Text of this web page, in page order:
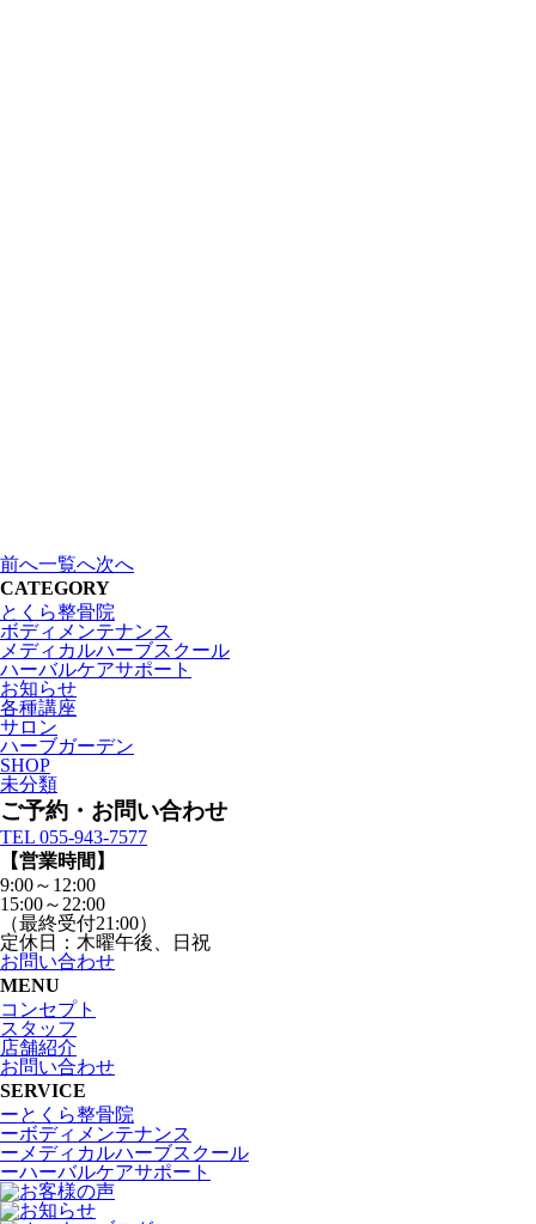
前へ一覧へ次へ
CATEGORY
とくら整骨院
ボディメンテナンス
メディカルハーブスクール
ハーバルケアサポート
お知らせ
各種講座
サロン
ハーブガーデン
SHOP
未分類
ご予約・お問い合わせ
TEL 055-943-7577
【営業時間】
9:00～12:00
15:00～22:00
（最終受付21:00）
定休日：木曜午後、日祝
お問い合わせ
MENU
コンセプト
スタッフ
店舗紹介
お問い合わせ
SERVICE
ーとくら整骨院
ーボディメンテナンス
ーメディカルハーブスクール
ーハーバルケアサポート